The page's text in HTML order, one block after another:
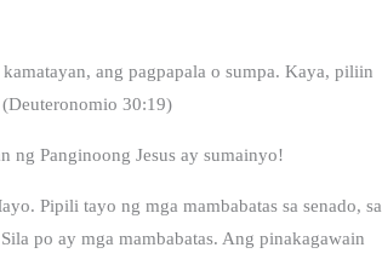
ang pagpapala o sumpa. Kaya, piliin
30:19)
ng Panginoong Jesus ay sumainyo!
Pipili tayo ng mga mambabatas sa senado, sa
po ay mga mambabatas. Ang pinakagawain